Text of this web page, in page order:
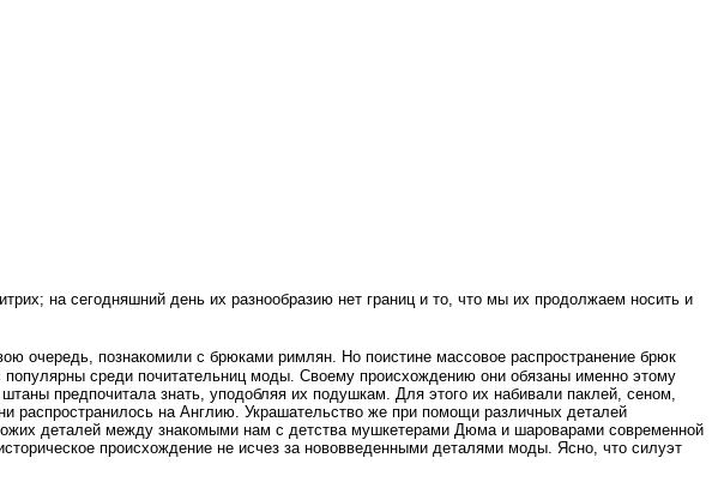
на сегодняшний день их разнообразию нет границ и то, что мы их продолжаем носить и
очередь, познакомили с брюками римлян. Но поистине массовое распространение брюк
среди почитательниц моды. Своему происхождению они обязаны именно этому
предпочитала знать, уподобляя их подушкам. Для этого их набивали паклей, сеном,
распространилось на Англию. Украшательство же при помощи различных деталей
деталей между знакомыми нам с детства мушкетерами Дюма и шароварами современной
происхождение не исчез за нововведенными деталями моды. Ясно, что силуэт